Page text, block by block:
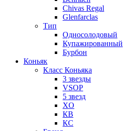
Chivas Regal
Glenfarclas
Тип
Односолодовый
Купажированный
Бурбон
Коньяк
Класс Коньяка
3 звезды
VSOP
5 звезд
XO
КВ
КС